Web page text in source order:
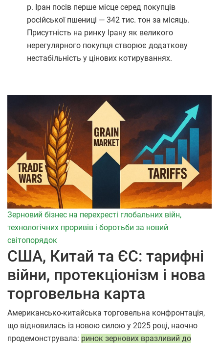
р. Іран посів перше місце серед покупців
російської пшениці — 342 тис. тон за місяць.
Присутність на ринку Ірану як великого
нерегулярного покупця створює додаткову
нестабільність у цінових котируваннях.
Зерновий бізнес на перехресті глобальних війн,
технологічних проривів і боротьби за новий
світопорядок
США, Китай та ЄС: тарифні
війни, протекціонізм і нова
торговельна карта
Американсько-китайська торговельна конфронтація,
що відновилась із новою силою у 2025 році, наочно
продемонструвала: ринок зернових вразливий до